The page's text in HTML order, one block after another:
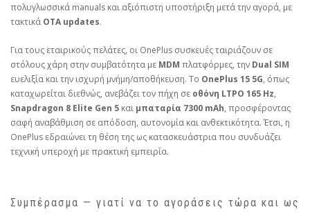
πολυγλωσσικά manuals και αξιόπιστη υποστήριξη μετά την αγορά, με
τακτικά OTA updates.
Για τους εταιρικούς πελάτες, οι OnePlus συσκευές ταιριάζουν σε
στόλους χάρη στην συμβατότητα με MDM πλατφόρμες, την Dual SIM
ευελιξία και την ισχυρή μνήμη/αποθήκευση. Το OnePlus 15 5G, όπως
καταχωρείται διεθνώς, ανεβάζει τον πήχη σε οθόνη LTPO 165 Hz,
Snapdragon 8 Elite Gen 5 και μπαταρία 7300 mAh, προσφέροντας
σαφή αναβάθμιση σε απόδοση, αυτονομία και ανθεκτικότητα. Έτσι, η
OnePlus εδραιώνει τη θέση της ως κατασκευάστρια που συνδυάζει
τεχνική υπεροχή με πρακτική εμπειρία.
Συμπέρασμα — γιατί να το αγοράσεις τώρα και ως